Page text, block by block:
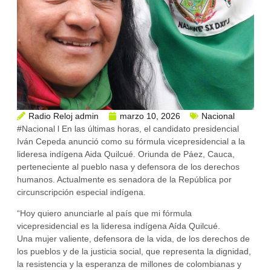
Radio Reloj admin marzo 10, 2026
Nacional
#Nacional l En las últimas horas, el candidato presidencial
Iván Cepeda anunció como su fórmula vicepresidencial a la
lideresa indígena Aida Quilcué. Oriunda de Páez, Cauca,
perteneciente al pueblo nasa y defensora de los derechos
humanos. Actualmente es senadora de la República por
circunscripción especial indígena.
“Hoy quiero anunciarle al país que mi fórmula
vicepresidencial es la lideresa indígena Aída Quilcué.
Una mujer valiente, defensora de la vida, de los derechos de
los pueblos y de la justicia social, que representa la dignidad,
la resistencia y la esperanza de millones de colombianas y